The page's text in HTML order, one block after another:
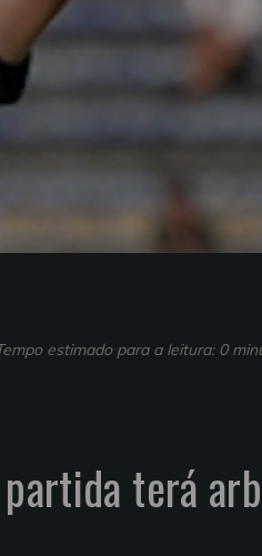
estimado para a leitura: 0
terá